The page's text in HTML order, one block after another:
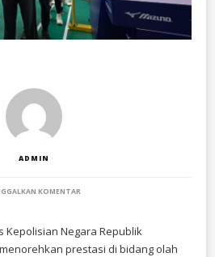
ADMIN
KOMENTAR
POLRI
4
Kepolisian Negara Republik
prestasi di bidang olah